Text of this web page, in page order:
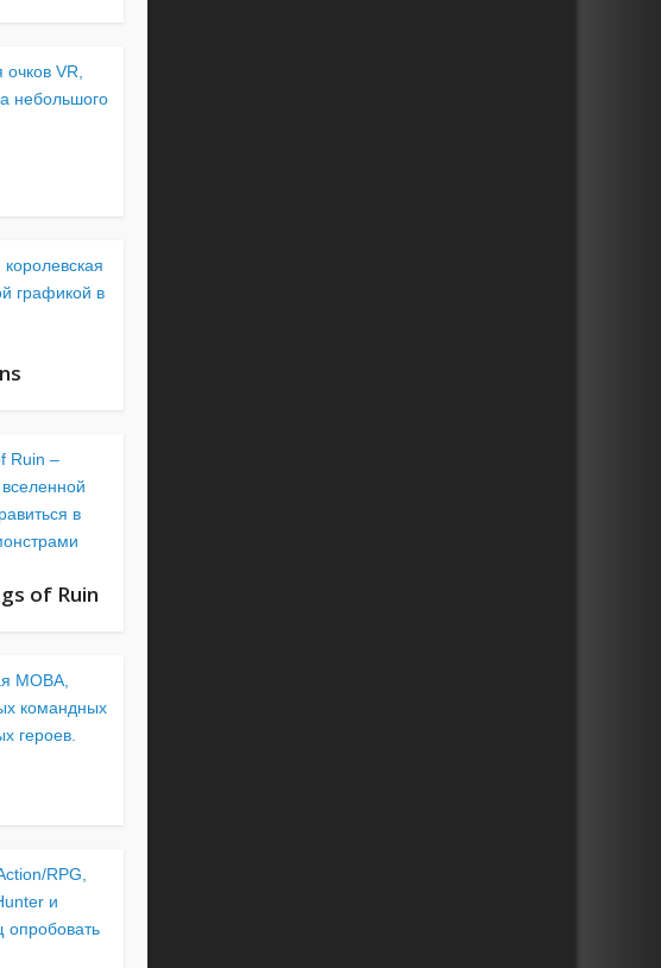
VR,
небольшого
графикой в
Ruin –
в
of Ruin
MOBA,
командных
героев.
RPG,
и
опробовать